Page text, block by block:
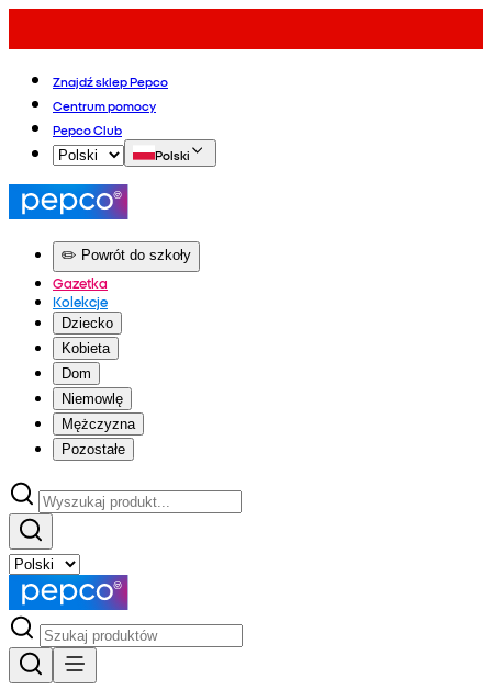
Znajdź sklep Pepco
Centrum pomocy
Pepco Club
Polski
✏️ Powrót do szkoły
Gazetka
Kolekcje
Dziecko
Kobieta
Dom
Niemowlę
Mężczyzna
Pozostałe